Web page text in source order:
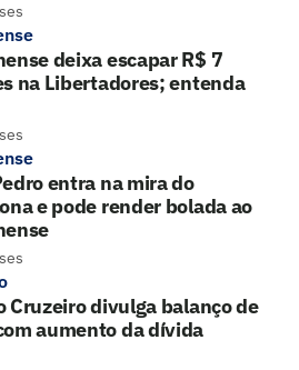
deixa escapar R$ 7
na Libertadores; entenda
entra na mira do
e pode render bolada ao
Cruzeiro divulga balanço de
aumento da dívida